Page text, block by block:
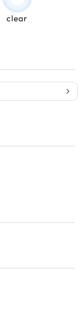
clear